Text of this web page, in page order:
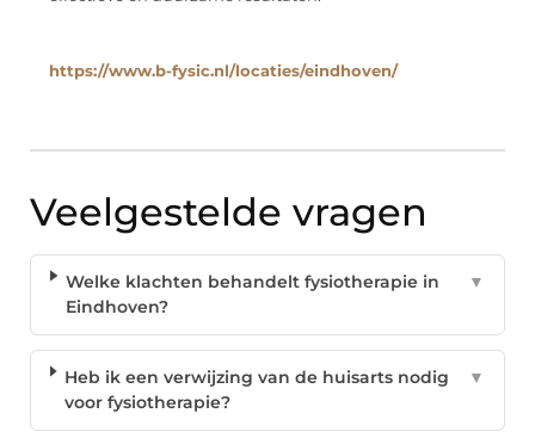
https://www.b-fysic.nl/locaties/eindhoven/
Veelgestelde vragen
Welke klachten behandelt fysiotherapie in
Eindhoven?
▼
Heb ik een verwijzing van de huisarts nodig
voor fysiotherapie?
▼